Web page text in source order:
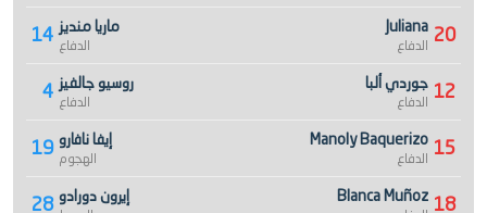
14 ماريا منديز
الدفاع
4 روسيو جالفيز
الدفاع
19 إيفا نافارو
الهجوم
28 إيرون دورادو
20
Juliana
الدفاع
12 جوردي ألبا
الدفاع
15
Manoly Baquerizo
الدفاع
18
Blanca Muñoz